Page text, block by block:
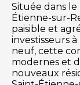
Située dans le
Étienne-sur-
paisible et
investisseurs
neuf, cette
modernes et
nouveaux